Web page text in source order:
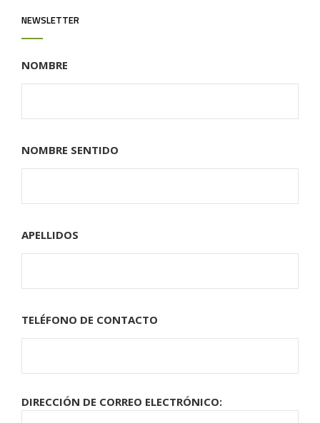
NEWSLETTER
NOMBRE
NOMBRE SENTIDO
APELLIDOS
TELÉFONO DE CONTACTO
DIRECCIÓN DE CORREO ELECTRÓNICO: